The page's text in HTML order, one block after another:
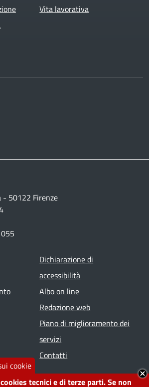
cookie
tecnici e di terze parti. Se non
Vita lavorativa
- 50122 Firenze
Dichiarazione di
accessibilità
Albo on line
Redazione web
Piano di miglioramento dei
servizi
Contatti